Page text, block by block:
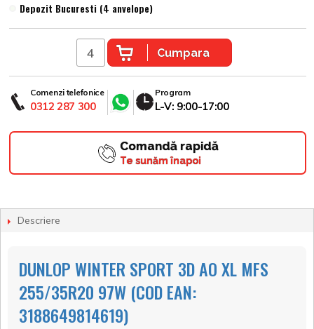
Depozit Bucuresti (4 anvelope)
Cumpara
Comenzi telefonice
0312 287 300
Program
L-V: 9:00-17:00
Comandă rapidă
Te sunăm înapoi
Descriere
DUNLOP WINTER SPORT 3D AO XL MFS
255/35R20 97W (COD EAN:
3188649814619)